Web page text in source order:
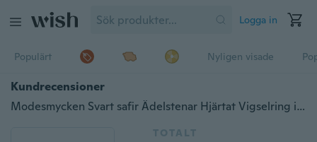
Logga in
Populärt Nyligen visade
Kundrecensioner
Modesmycken Svart safir Ädelstenar Hjärtat Vigselring i 925 sterling silver Storlek 6 7 8 9 10
TOTALT